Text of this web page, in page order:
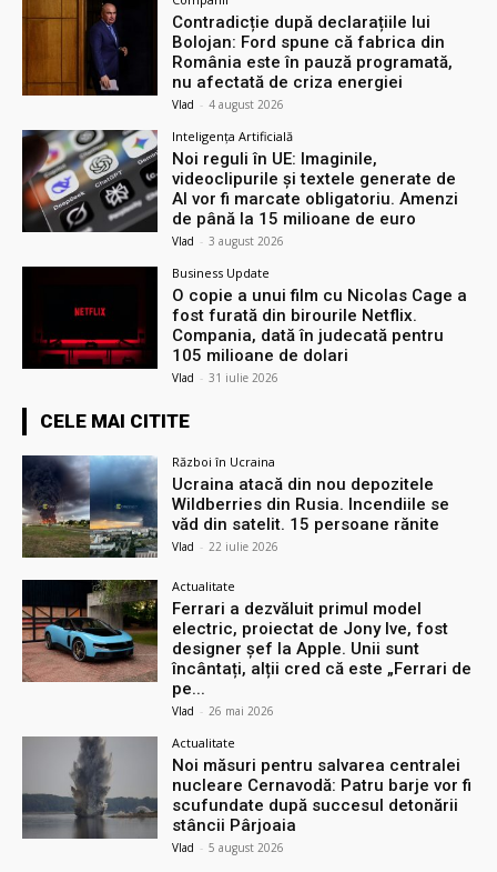
Contradicție după declarațiile lui
Bolojan: Ford spune că fabrica din
România este în pauză programată,
nu afectată de criza energiei
Vlad - 4 august 2026
Inteligența Artificială
Noi reguli în UE: Imaginile,
videoclipurile și textele generate de
AI vor fi marcate obligatoriu. Amenzi
de până la 15 milioane de euro
Vlad - 3 august 2026
Business Update
O copie a unui film cu Nicolas Cage a
fost furată din birourile Netflix.
Compania, dată în judecată pentru
105 milioane de dolari
Vlad - 31 iulie 2026
CELE MAI CITITE
Război în Ucraina
Ucraina atacă din nou depozitele
Wildberries din Rusia. Incendiile se
văd din satelit. 15 persoane rănite
Vlad - 22 iulie 2026
Actualitate
Ferrari a dezvăluit primul model
electric, proiectat de Jony Ive, fost
designer șef la Apple. Unii sunt
încântați, alții cred că este „Ferrari de
pe...
Vlad - 26 mai 2026
Actualitate
Noi măsuri pentru salvarea centralei
nucleare Cernavodă: Patru barje vor fi
scufundate după succesul detonării
stâncii Pârjoaia
Vlad - 5 august 2026